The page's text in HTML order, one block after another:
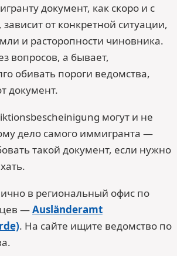
документ, как скоро и с
от конкретной ситуации,
и расторопности чиновника.
вопросов, а бывает,
обивать пороги ведомства,
документ.
могут и не
дело самого иммигранта —
такой документ, если нужно
в региональный офис по
—Ausländeramt
. На сайте ищите ведомство по